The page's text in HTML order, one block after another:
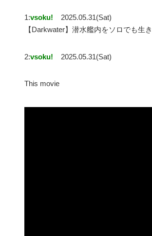
1:vsoku!
2025.05.31(Sat)
【Darkwater】潜水艦内をソロでも生
2:vsoku! 2025.05.31(Sat)
This movie